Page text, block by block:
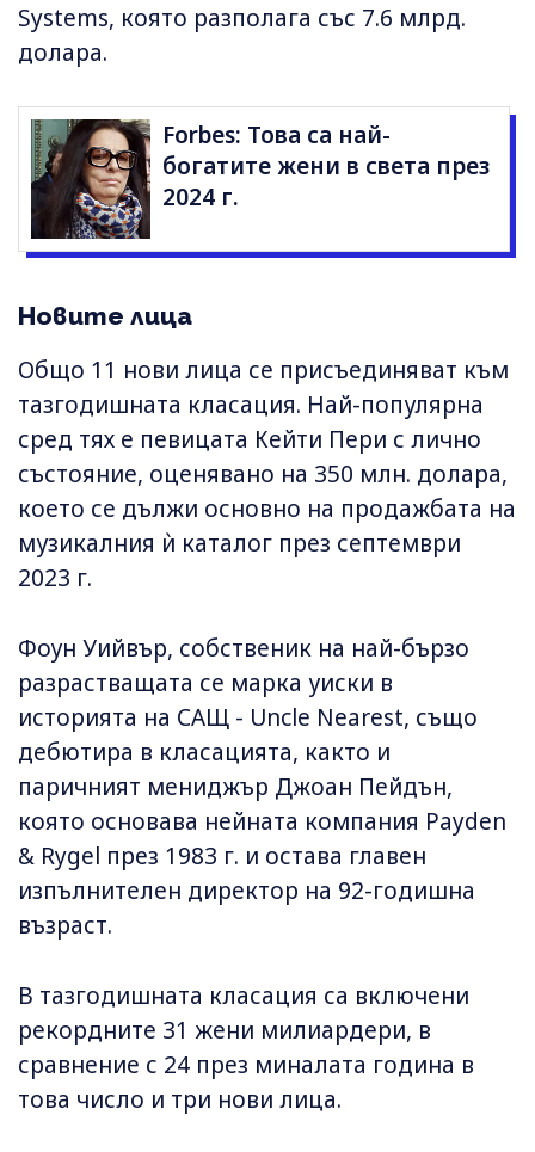
Systems, която разполага със 7.6 млрд.
долара.
Forbes: Това са най-
богатите жени в света през
2024 г.
Новите лица
Общо 11 нови лица се присъединяват към
тазгодишната класация. Най-популярна
сред тях е певицата Кейти Пери с лично
състояние, оценявано на 350 млн. долара,
което се дължи основно на продажбата на
музикалния ѝ каталог през септември
2023 г.
Фоун Уийвър, собственик на най-бързо
разрастващата се марка уиски в
историята на САЩ - Uncle Nearest, също
дебютира в класацията, както и
паричният мениджър Джоан Пейдън,
която основава нейната компания Payden
& Rygel през 1983 г. и остава главен
изпълнителен директор на 92-годишна
възраст.
В тазгодишната класация са включени
рекордните 31 жени милиардери, в
сравнение с 24 през миналата година в
това число и три нови лица.